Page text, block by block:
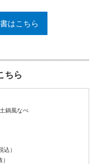
はこちら
ちら
鍋風なべ
込）